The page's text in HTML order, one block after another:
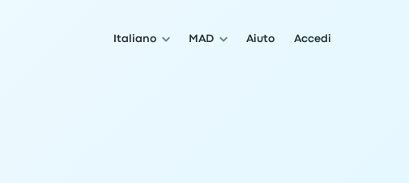
Italiano MAD Aiuto Accedi